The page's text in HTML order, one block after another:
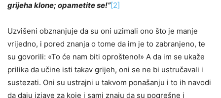
grijeha klone; opametite se!”[2]
Uzvišeni obznanjuje da su oni uzimali ono što je manje
vrijedno, i pored znanja o tome da im je to zabranjeno, te
su govorili: «To će nam biti oprošteno!» A da im se ukaže
prilika da učine isti takav grijeh, oni se ne bi ustručavali i
sustezati. Oni su ustrajni u takvom ponašanju i to ih navodi
da daju izjave za koje i sami znaju da su pogrešne i